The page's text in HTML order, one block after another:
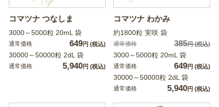
コマツナ つなしま
3000～5000粒 20mL 袋
通常価格 649円 (税込)
30000～50000粒 2dL 袋
通常価格 5,940円 (税込)
コマツナ わかみ
約1800粒 実咲 袋
通常価格 385円(税込)
3000～5000粒 20mL 袋
通常価格 649円 (税込)
30000～50000粒 2dL 袋
通常価格 5,940円 (税込)